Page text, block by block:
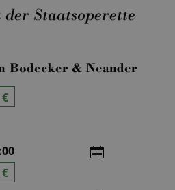
Staatsoperette
Bodecker & Neander